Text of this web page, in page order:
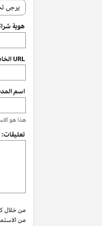
يرجى
هوية
URL الخاص بالموقع الإلكتروني:
اسم
هذا هو
تعليقات:
من خلال
من